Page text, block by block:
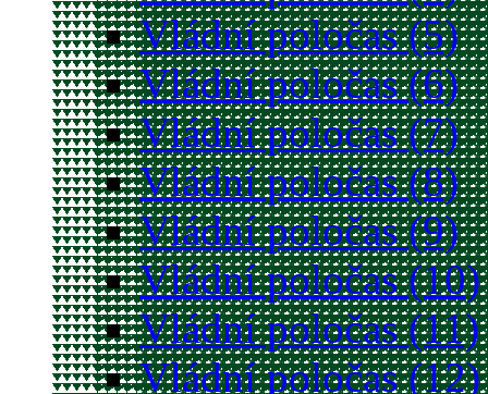
Vládní poločas (5)
Vládní poločas (6)
Vládní poločas (7)
Vládní poločas (8)
Vládní poločas (9)
Vládní poločas (10)
Vládní poločas (11)
Vládní poločas (12)